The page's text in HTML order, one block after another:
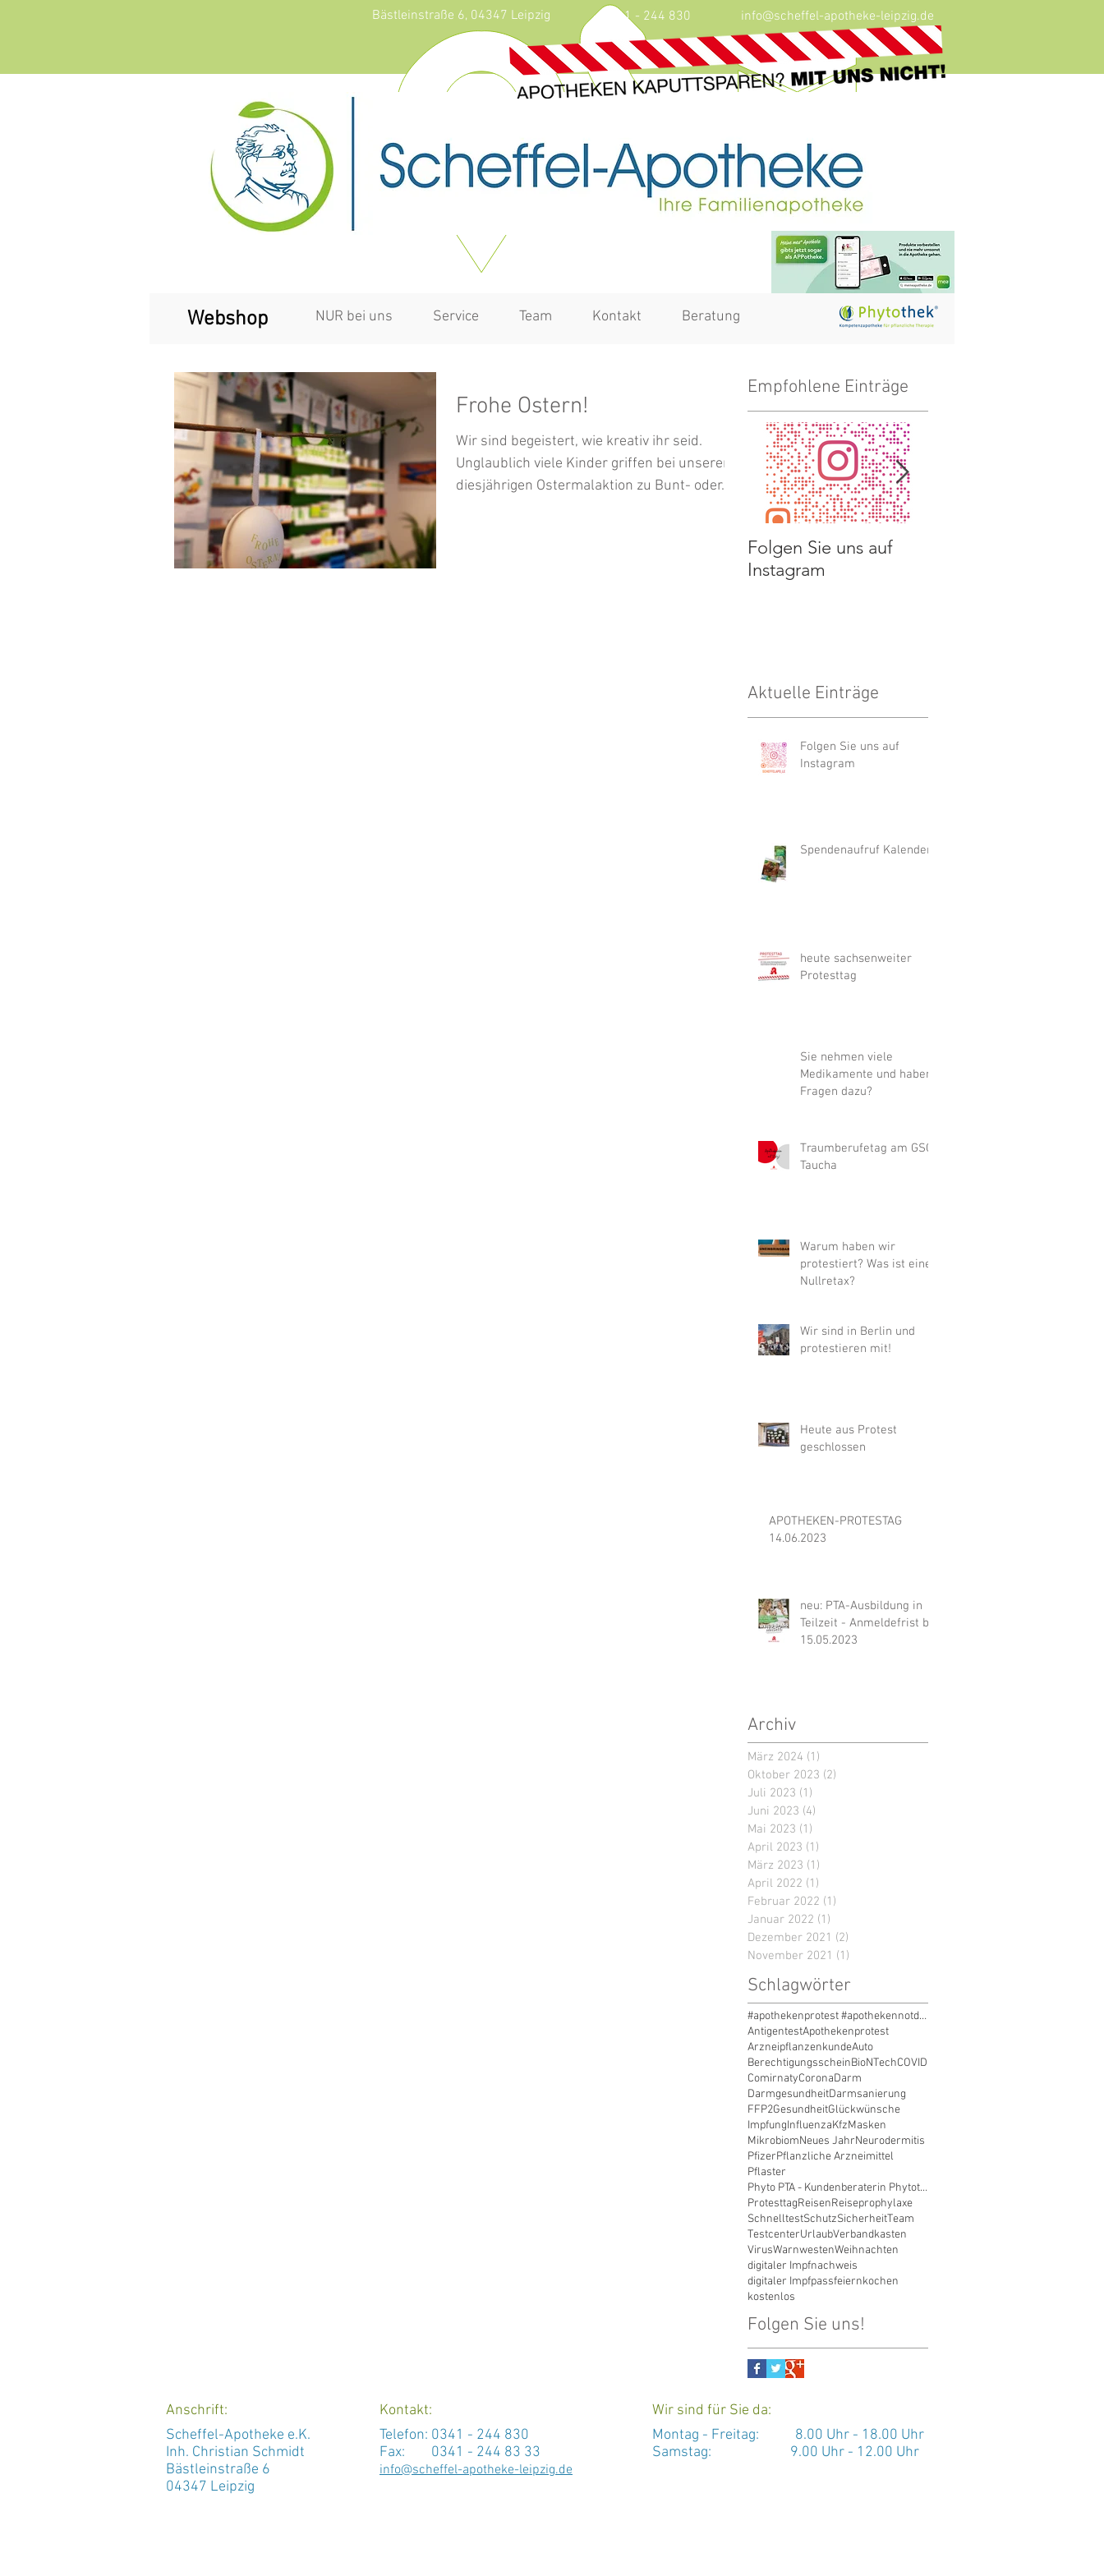
Bästleinstraße 6, 04347 Leipzig 0341 - 244 830 info@scheffel-apotheke-leipzig.de
Webshop NUR bei uns Service Team Kontakt Beratung
Frohe Ostern!
Wir sind begeistert, wie kreativ ihr seid.
Unglaublich viele Kinder griffen bei unserer
diesjährigen Ostermalaktion zu Bunt- oder...
Empfohlene Einträge
Folgen Sie uns auf
Instagram
Aktuelle Einträge
Folgen Sie uns auf
Instagram
Spendenaufruf Kalender
heute sachsenweiter
Protesttag
Sie nehmen viele
Medikamente und haben
Fragen dazu?
Traumberufetag am GSG
Taucha
Warum haben wir
protestiert? Was ist eine
Nullretax?
Wir sind in Berlin und
protestieren mit!
Heute aus Protest
geschlossen
APOTHEKEN-PROTESTAG
14.06.2023
neu: PTA-Ausbildung in
Teilzeit - Anmeldefrist bis
15.05.2023
Archiv
März 2024 (1)
Oktober 2023 (2)
Juli 2023 (1)
Juni 2023 (4)
Mai 2023 (1)
April 2023 (1)
März 2023 (1)
April 2022 (1)
Februar 2022 (1)
Januar 2022 (1)
Dezember 2021 (2)
November 2021 (1)
Schlagwörter
#apothekenprotest #apothekennotdienst #apothekenprotesttag #apothekensterben #zukunftsklau #liefere
AntigentestApothekenprotest
ArzneipflanzenkundeAuto
BerechtigungsscheinBioNTechCOVID
ComirnatyCoronaDarm
DarmgesundheitDarmsanierung
FFP2GesundheitGlückwünsche
ImpfungInfluenzaKfzMasken
MikrobiomNeues JahrNeurodermitis
PfizerPflanzliche Arzneimittel
Pflaster
Phyto PTA - Kundenberaterin Phytotherapie
ProtesttagReisenReiseprophylaxe
SchnelltestSchutzSicherheitTeam
TestcenterUrlaubVerbandkasten
VirusWarnwestenWeihnachten
digitaler Impfnachweis
digitaler Impfpassfeiernkochen
kostenlos
Folgen Sie uns!
Anschrift:
Scheffel-Apotheke e.K.
Inh. Christian Schmidt
Bästleinstraße 6
04347 Leipzig
Kontakt:
Telefon: 0341 - 244 830
Fax: 0341 - 244 83 33
info@scheffel-apotheke-leipzig.de
Wir sind für Sie da:
Montag - Freitag: 8.00 Uhr - 18.00 Uhr
Samstag: 9.00 Uhr - 12.00 Uhr